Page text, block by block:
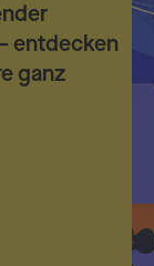
entdecken
ganz